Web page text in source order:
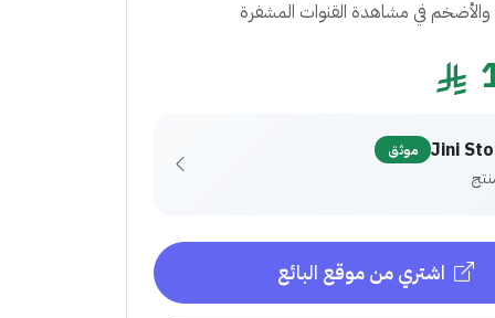
والأضخم في مشاهدة القنوات المشفرة
Jini موثق
اشتري من موقع البائع